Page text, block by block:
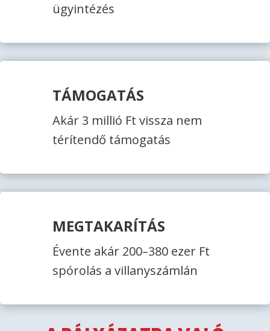
ügyintézés
TÁMOGATÁS
Akár 3 millió Ft vissza nem
térítendő támogatás
MEGTAKARÍTÁS
Évente akár 200–380 ezer Ft
spórolás a villanyszámlán